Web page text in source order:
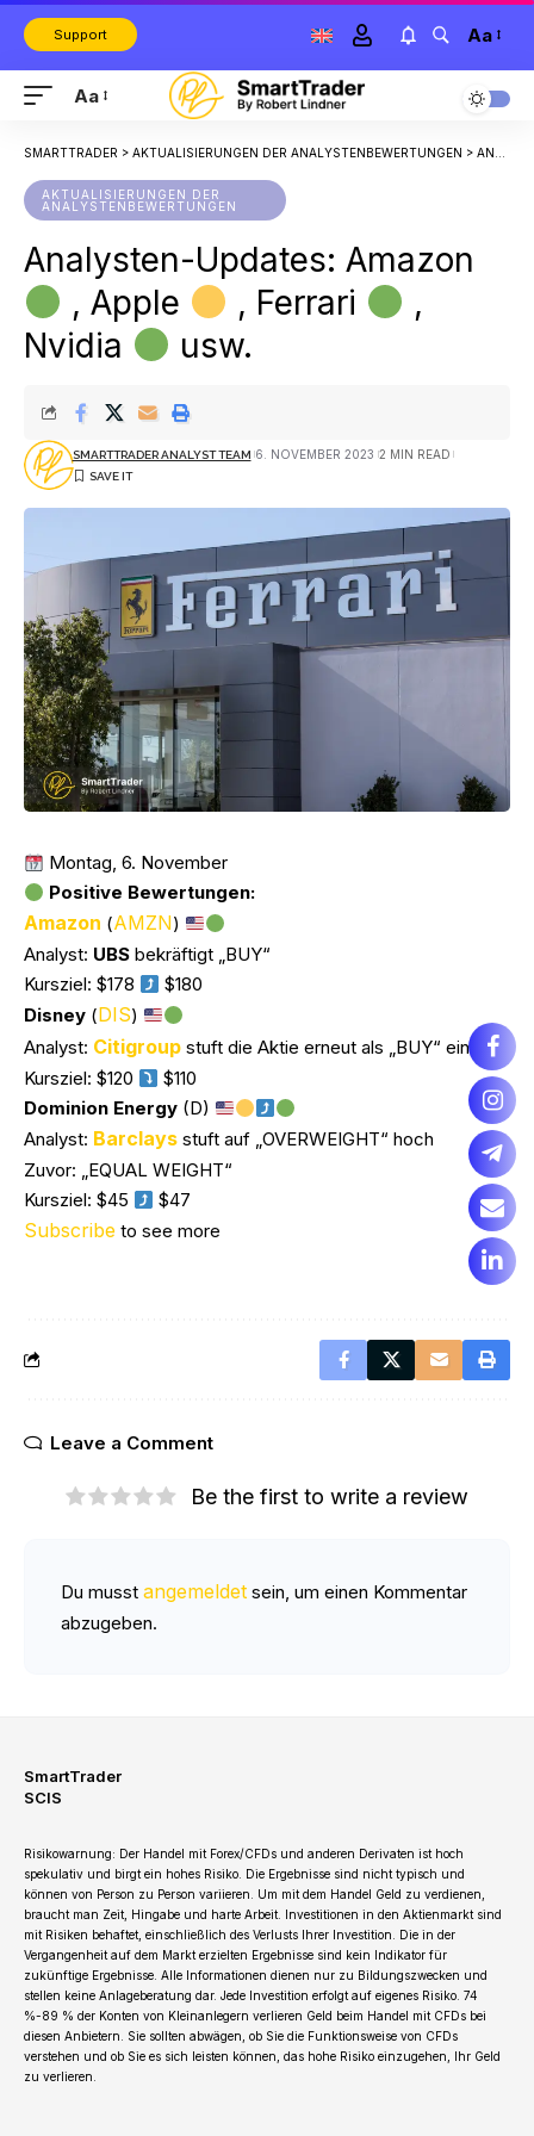
Support Aa
Aa
SMARTTRADER > AKTUALISIERUNGEN DER ANALYSTENBEWERTUNGEN > ANALYSTEN-UPDATES: AMAZON
AKTUALISIERUNGEN DER
ANALYSTENBEWERTUNGEN
Analysten-Updates: Amazon
, Apple
, Ferrari
,
Nvidia
usw.
SMARTTRADER ANALYST TEAM 6. NOVEMBER 2023 2 MIN READ
Montag, 6. November
Positive Bewertungen:
Amazon (AMZN)
Analyst: UBS bekräftigt „BUY“
Kursziel: $178
$180
Disney (DIS)
Analyst: Citigroup stuft die Aktie erneut als „BUY“ ein.
Kursziel: $120
$110
Dominion Energy (D)
Analyst: Barclays stuft auf „OVERWEIGHT“ hoch
Zuvor: „EQUAL WEIGHT“
Kursziel: $45
$47
Subscribe to see more
Leave a Comment
Be the first to write a review
Du musst angemeldet sein, um einen Kommentar
abzugeben.
SmartTrader
SCIS
Risikowarnung: Der Handel mit Forex/CFDs und anderen Derivaten ist hoch
spekulativ und birgt ein hohes Risiko. Die Ergebnisse sind nicht typisch und
können von Person zu Person variieren. Um mit dem Handel Geld zu verdienen,
braucht man Zeit, Hingabe und harte Arbeit. Investitionen in den Aktienmarkt sind
mit Risiken behaftet, einschließlich des Verlusts Ihrer Investition. Die in der
Vergangenheit auf dem Markt erzielten Ergebnisse sind kein Indikator für
zukünftige Ergebnisse. Alle Informationen dienen nur zu Bildungszwecken und
stellen keine Anlageberatung dar. Jede Investition erfolgt auf eigenes Risiko. 74
%-89 % der Konten von Kleinanlegern verlieren Geld beim Handel mit CFDs bei
diesen Anbietern. Sie sollten abwägen, ob Sie die Funktionsweise von CFDs
verstehen und ob Sie es sich leisten können, das hohe Risiko einzugehen, Ihr Geld
zu verlieren.